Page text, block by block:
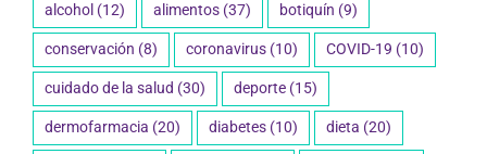
alcohol (12) alimentos (37) botiquín (9)
conservación (8) coronavirus (10) COVID-19 (10)
cuidado de la salud (30) deporte (15)
dermofarmacia (20) diabetes (10) dieta (20)